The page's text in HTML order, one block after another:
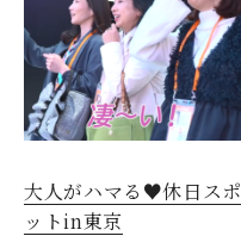
大人がハマる♥休日スポ
ットin東京